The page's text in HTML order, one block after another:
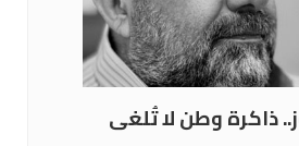
ذاكرة وطن لا تُلغى